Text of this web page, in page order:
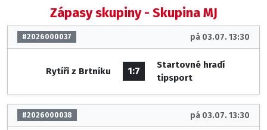
Zápasy skupiny - Skupina MJ
#2026000037 pá 03.07. 13:30
Rytíři z Brtníku 1:7
Startovné hradí
tipsport
#2026000038 pá 03.07. 13:30